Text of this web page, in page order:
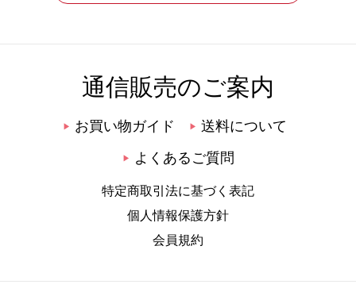
通信販売のご案内
▶ お買い物ガイド ▶ 送料について
▶ よくあるご質問
特定商取引法に基づく表記
個人情報保護方針
会員規約